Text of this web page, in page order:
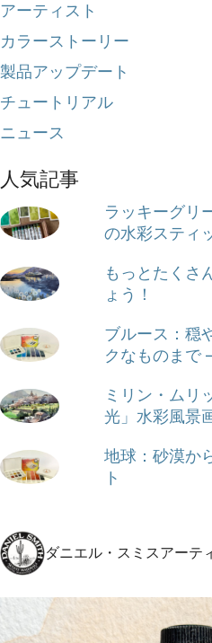
アーティスト
カラーストーリー
製品アップデート
チュートリアル
ニュース
人気記事
ラッキーグリ
の水彩スティ
もっとたくさ
ょう！
ブルース：穏
クなものまで
ミリン・ムリ
光」水彩風景
地球：砂漠か
ト
ダニエル・スミスアーテ